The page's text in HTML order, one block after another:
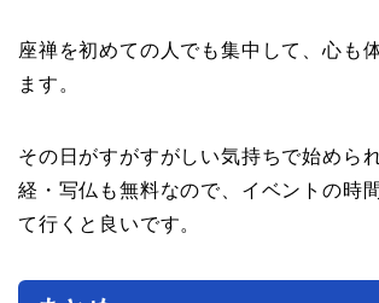
座禅を初めての人でも集中して、心も
ます。
その日がすがすがしい気持ちで始めら
経・写仏も無料なので、イベントの時
て行くと良いです。